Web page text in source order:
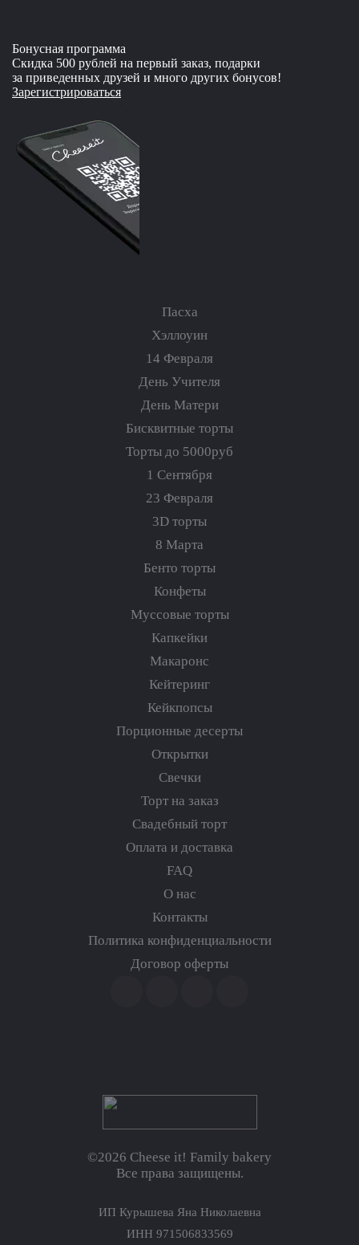
Бонусная программа
Скидка 500 рублей на первый заказ, подарки
за приведенных друзей и много других бонусов!
Зарегистрироваться
©2026 Cheese it! Family bakery
Все права защищены.
ИП Курышева Яна Николаевна
ИНН 971506833569
Пасха
Хэллоуин
14 Февраля
День Учителя
День Матери
Бисквитные торты
Торты до 5000руб
1 Сентября
23 Февраля
3D торты
8 Марта
Бенто торты
Конфеты
Муссовые торты
Капкейки
Макаронс
Кейтеринг
Кейкпопсы
Порционные десерты
Открытки
Свечки
Торт на заказ
Свадебный торт
Оплата и доставка
FAQ
О нас
Контакты
Политика конфиденциальности
Договор оферты